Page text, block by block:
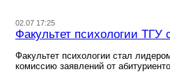
02.07 17:25
Факультет психологии ТГУ
Факультет психологии стал
комиссию заявлений от